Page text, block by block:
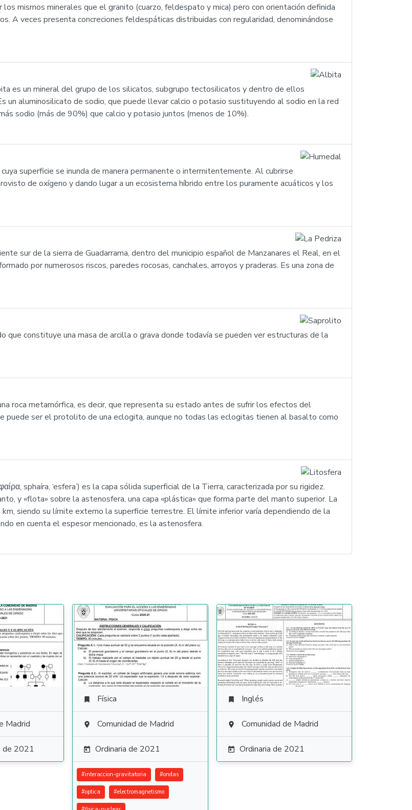
mismos minerales que el granito (cuarzo, feldespato y mica) pero con orientación definida
A veces presenta concreciones feldespáticas distribuidas con regularidad, denominándose
es un mineral del grupo de los silicatos, subgrupo tectosilicatos y dentro de ellos
un aluminosilicato de sodio, que puede llevar calcio o potasio sustituyendo al sodio en la red
sodio (más de 90%) que calcio y potasio juntos (menos de 10%).
superficie se inunda de manera permanente o intermitentemente. Al cubrirse
de oxígeno y dando lugar a un ecosistema híbrido entre los puramente acuáticos y los
sur de la sierra de Guadarrama, dentro del municipio español de Manzanares el Real, en el
por numerosos riscos, paredes rocosas, canchales, arroyos y praderas. Es una zona de
que constituye una masa de arcilla o grava donde todavía se pueden ver estructuras de la
roca metamórfica, es decir, que representa su estado antes de sufrir los efectos del
ser el protolito de una eclogita, aunque no todas las eclogitas tienen al basalto como
sphaíra, ‘esfera’) es la capa sólida superficial de la Tierra, caracterizada por su rigidez.
y «flota» sobre la astenosfera, una capa «plástica» que forma parte del manto superior. La
siendo su límite externo la superficie terrestre. El límite inferior varía dependiendo de la
en cuenta el espesor mencionado, es la astenosfera.
Madrid
de 2021
 Física
 Comunidad de Madrid
 Ordinaria de 2021
#interaccion-gravitatoria #ondas
#optica #electromagnetismo
 Inglés
 Comunidad de Madrid
 Ordinaria de 2021